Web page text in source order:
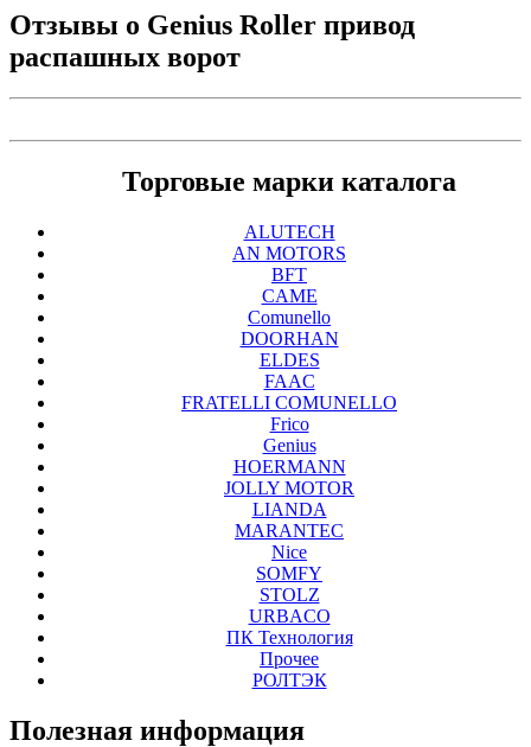
Отзывы о Genius Roller привод
распашных ворот
Торговые марки каталога
ALUTECH
AN MOTORS
BFT
CAME
Comunello
DOORHAN
ELDES
FAAC
FRATELLI COMUNELLO
Frico
Genius
HOERMANN
JOLLY MOTOR
LIANDA
MARANTEC
Nice
SOMFY
STOLZ
URBACO
ПК Технология
Прочее
РОЛТЭК
Полезная информация